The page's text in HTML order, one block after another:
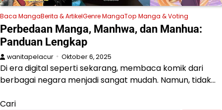
Baca MangaBerita & ArtikelGenre MangaTop Manga & Voting
Perbedaan Manga, Manhwa, dan Manhua:
Panduan Lengkap
wanitapelacur Oktober 6, 2025
Di era digital seperti sekarang, membaca komik dari
berbagai negara menjadi sangat mudah. Namun, tidak…
Cari